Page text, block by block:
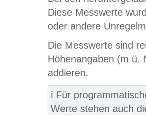
Diese Messwerte
oder andere
Die Messwerte sind
Höhenangaben (m ü.
addieren.
ℹ️ Für
Werte stehen auch